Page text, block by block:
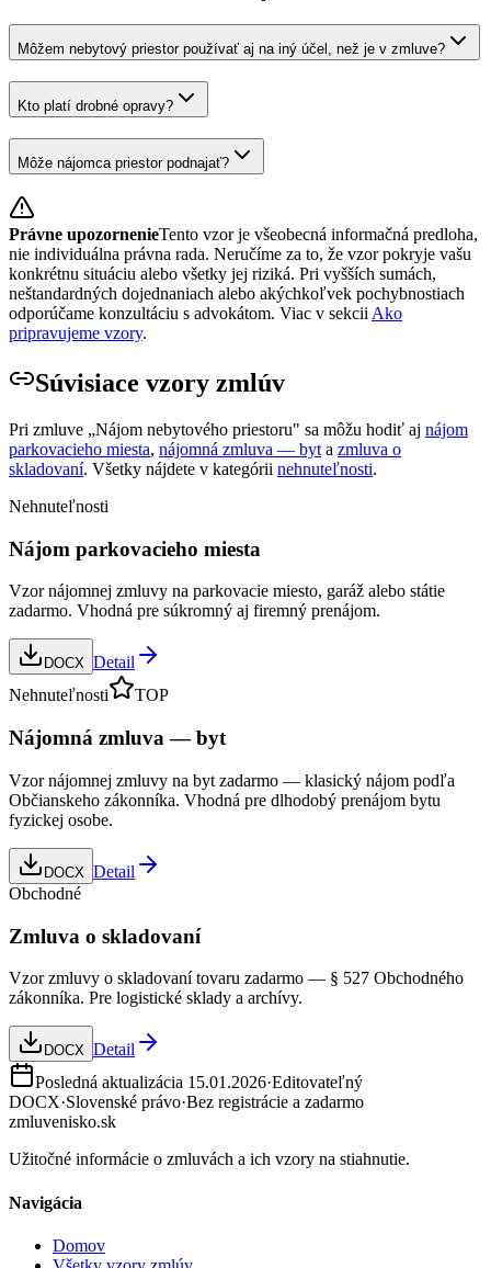
Môžem nebytový priestor používať aj na iný účel, než je v zmluve?
Kto platí drobné opravy?
Môže nájomca priestor podnajať?
Právne upozornenieTento vzor je všeobecná informačná predloha,
nie individuálna právna rada. Neručíme za to, že vzor pokryje vašu
konkrétnu situáciu alebo všetky jej riziká. Pri vyšších sumách,
neštandardných dojednaniach alebo akýchkoľvek pochybnostiach
odporúčame konzultáciu s advokátom. Viac v sekcii Ako
pripravujeme vzory.
Súvisiace vzory zmlúv
Pri zmluve „Nájom nebytového priestoru" sa môžu hodiť aj nájom
parkovacieho miesta, nájomná zmluva — byt a zmluva o
skladovaní. Všetky nájdete v kategórii nehnuteľnosti.
Nehnuteľnosti
Nájom parkovacieho miesta
Vzor nájomnej zmluvy na parkovacie miesto, garáž alebo státie
zadarmo. Vhodná pre súkromný aj firemný prenájom.
DOCX Detail
Nehnuteľnosti
TOP
Nájomná zmluva — byt
Vzor nájomnej zmluvy na byt zadarmo — klasický nájom podľa
Občianskeho zákonníka. Vhodná pre dlhodobý prenájom bytu
fyzickej osobe.
DOCX Detail
Obchodné
Zmluva o skladovaní
Vzor zmluvy o skladovaní tovaru zadarmo — § 527 Obchodného
zákonníka. Pre logistické sklady a archívy.
DOCX Detail
Posledná aktualizácia 15.01.2026·Editovateľný
DOCX·Slovenské právo·Bez registrácie a zadarmo
zmluvenisko.sk
Užitočné informácie o zmluvách a ich vzory na stiahnutie.
Navigácia
Domov